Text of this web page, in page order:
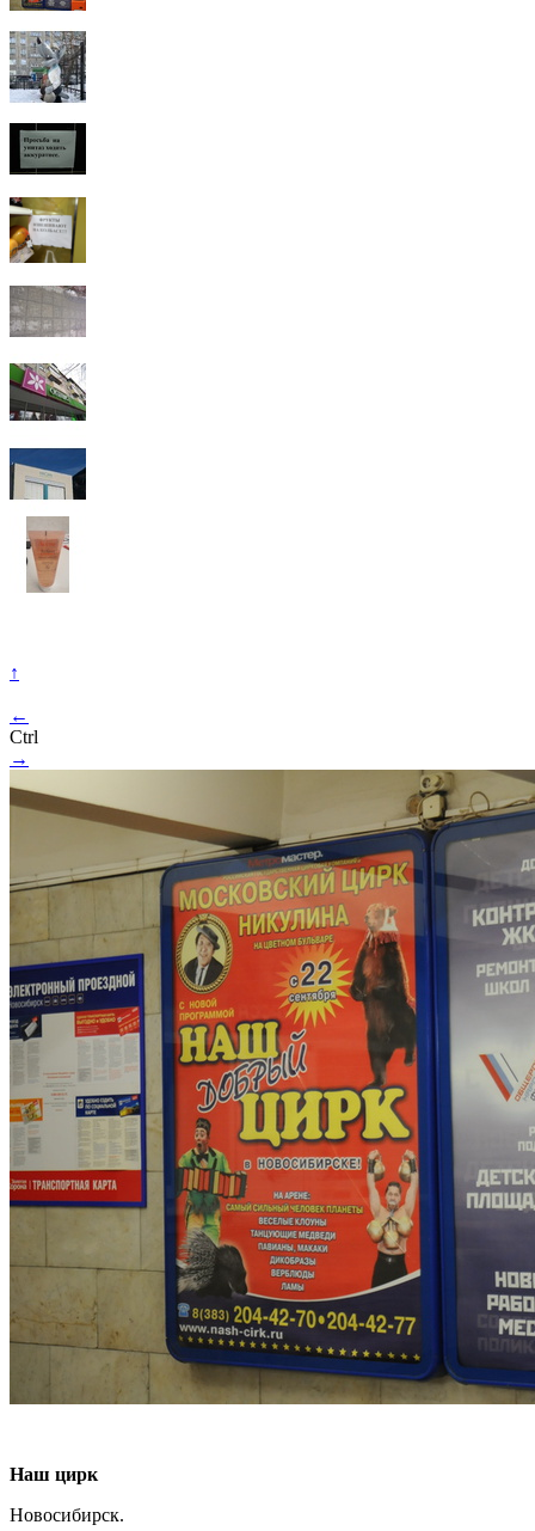
↑
←
Ctrl
→
Наш цирк
Новосибирск.